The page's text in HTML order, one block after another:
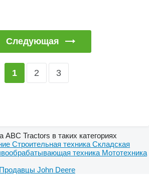
Следующая
1 2 3
Tractors в таких категориях
Строительная техника Складская
техника Мототехника
Продавцы John Deere